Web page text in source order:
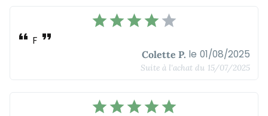
star star star star star
format_quote F format_quote
Colette P. le 01/08/2025
Suite à l'achat du 15/07/2025
star star star star star